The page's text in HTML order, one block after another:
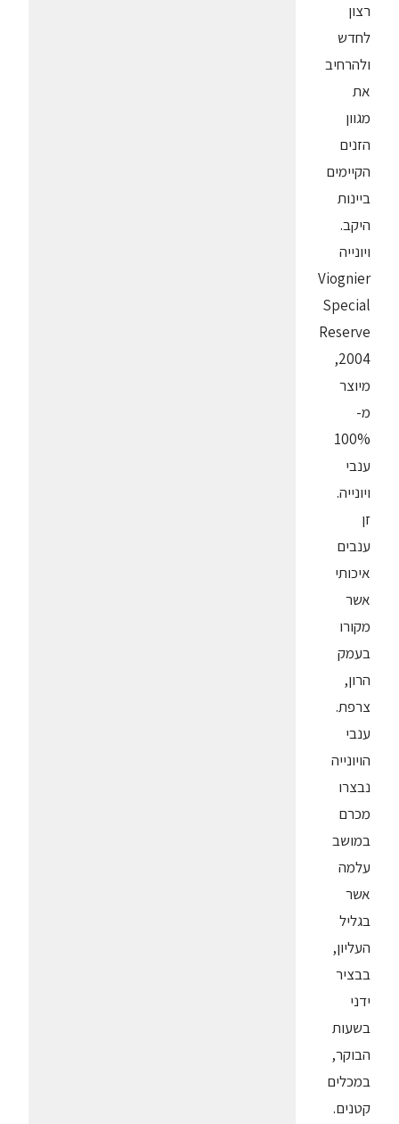
רצון
לחדש
ולהרחיב
את
מגוון
הזנים
הקיימים
ביינות
היקב.
ויונייה
Viognier
Special
Reserve
2004,
מיוצר
מ-
100%
ענבי
ויונייה.
זן
ענבים
איכותי
אשר
מקורו
בעמק
הרון,
צרפת.
ענבי
הויונייה
נבצרו
מכרם
במושב
עלמה
אשר
בגליל
העליון,
בבציר
ידני
בשעות
הבוקר,
במכלים
קטנים.